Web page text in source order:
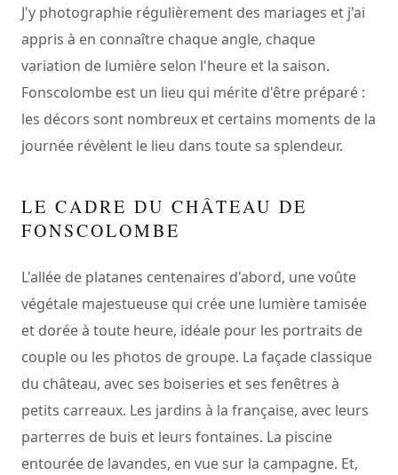
J'y photographie régulièrement des mariages et j'ai
appris à en connaître chaque angle, chaque
variation de lumière selon l'heure et la saison.
Fonscolombe est un lieu qui mérite d'être préparé :
les décors sont nombreux et certains moments de la
journée révèlent le lieu dans toute sa splendeur.
LE CADRE DU CHÂTEAU DE
FONSCOLOMBE
L'allée de platanes centenaires d'abord, une voûte
végétale majestueuse qui crée une lumière tamisée
et dorée à toute heure, idéale pour les portraits de
couple ou les photos de groupe. La façade classique
du château, avec ses boiseries et ses fenêtres à
petits carreaux. Les jardins à la française, avec leurs
parterres de buis et leurs fontaines. La piscine
entourée de lavandes, en vue sur la campagne. Et,